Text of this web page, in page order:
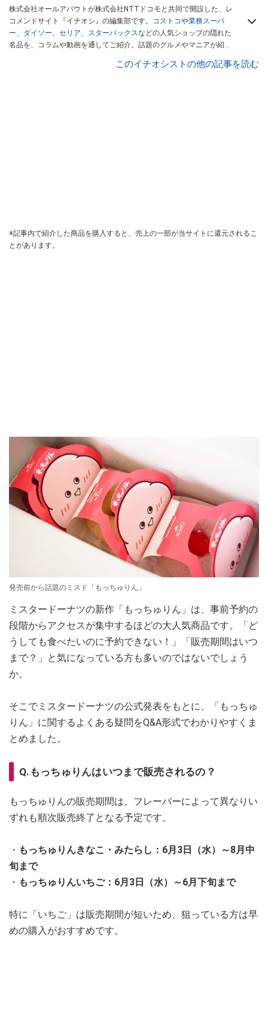
株式会社オールアバウトが株式会社NTTドコモと共同で開設した、レ
コメンドサイト『イチオシ』の編集部です。 コストコや業務スーパ
ー、 ダイソー、 セリア、 スターバックスなどの人気ショップの隠れた
名品を、コラムや動画を通してご紹介。話題のグルメやマニアが紹介
インフルエンサーが実際に使用してレビューしています。毎日トレン
このイチオシストの他の記事を読む
※記事内で紹介した商品を購入すると、売上の一部が当サイトに還元されるこ
とがあります。
発売前から話題のミスド「もっちゅりん」
ミスタードーナツの新作「もっちゅりん」は、事前予約の
段階からアクセスが集中するほどの大人気商品です。「ど
うしても食べたいのに予約できない！」「販売期間はいつ
まで？」と気になっている方も多いのではないでしょう
か。
そこでミスタードーナツの公式発表をもとに、「もっちゅ
りん」に関するよくある疑問をQ&A形式でわかりやすくま
とめました。
Q.もっちゅりんはいつまで販売されるの？
もっちゅりんの販売期間は、フレーバーによって異なりい
ずれも順次販売終了となる予定です。
・ もっちゅりんきなこ・みたらし：6月3日（水）～8月中
旬まで
・ もっちゅりんいちご：6月3日（水）～6月下旬まで
特に「いちご」は販売期間が短いため、狙っている方は早
めの購入がおすすめです。